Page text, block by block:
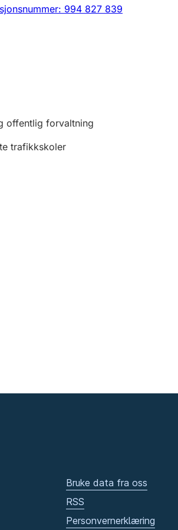
994 827 839
offentlig forvaltning
trafikkskoler
Bruke data fra oss
RSS
Personvernerklæring